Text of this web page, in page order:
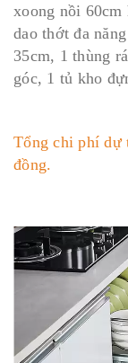
xoong nồi 60cm
dao thớt đa
35cm, 1 thùng
góc, 1 tủ kho
Tổng chi phí dự
đồng.